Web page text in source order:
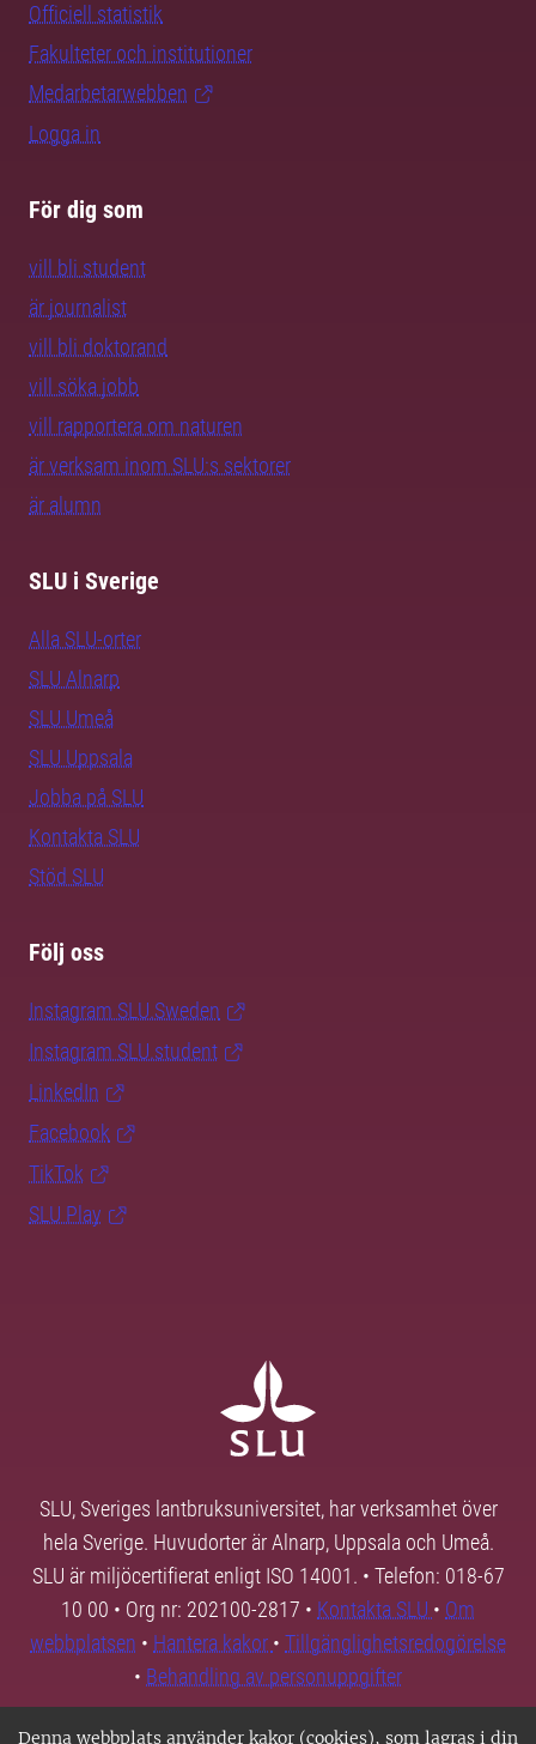
Denna webbplats använder kakor (cookies), som lagras i din
Officiell statistik
Fakulteter och institutioner
Medarbetarwebben
Logga in
För dig som
vill bli student
är journalist
vill bli doktorand
vill söka jobb
vill rapportera om naturen
är verksam inom SLU:s sektorer
är alumn
SLU i Sverige
Alla SLU-orter
SLU Alnarp
SLU Umeå
SLU Uppsala
Jobba på SLU
Kontakta SLU
Stöd SLU
Följ oss
Instagram SLU.Sweden
Instagram SLU.student
LinkedIn
Facebook
TikTok
SLU Play
SLU, Sveriges lantbruksuniversitet, har verksamhet över
hela Sverige. Huvudorter är Alnarp, Uppsala och Umeå.
SLU är miljöcertifierat enligt ISO 14001. • Telefon: 018-67
10 00 • Org nr: 202100-2817 • Kontakta SLU • Om
webbplatsen • Hantera kakor • Tillgänglighetsredogörelse
• Behandling av personuppgifter